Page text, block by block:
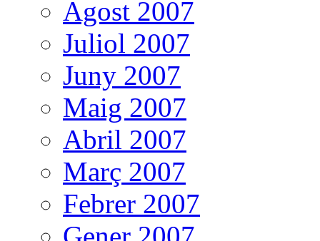
Agost 2007
Juliol 2007
Juny 2007
Maig 2007
Abril 2007
Març 2007
Febrer 2007